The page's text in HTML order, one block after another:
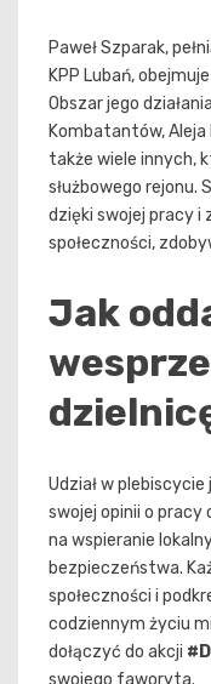
Paweł Szparak,
KPP Lubań,
Obszar jego
Kombatantów, Aleja
także wiele innych,
służbowego
dzięki swojej pracy i
społeczności,
Jak
Udział w
swojej opinii o pracy
na wspieranie
bezpieczeństwa.
społeczności i
codziennym życiu
dołączyć do akcji
swojego faworyta.